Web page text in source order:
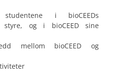
i bioCEEDs
styre, og i bioCEED sine
mellom bioCEED og